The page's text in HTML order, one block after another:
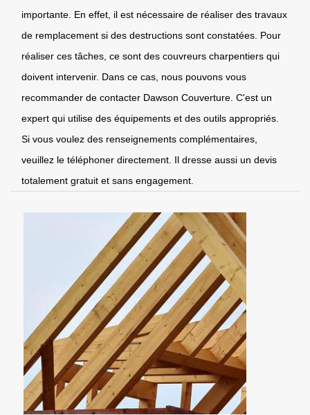
importante. En effet, il est nécessaire de réaliser des travaux
de remplacement si des destructions sont constatées. Pour
réaliser ces tâches, ce sont des couvreurs charpentiers qui
doivent intervenir. Dans ce cas, nous pouvons vous
recommander de contacter Dawson Couverture. C'est un
expert qui utilise des équipements et des outils appropriés.
Si vous voulez des renseignements complémentaires,
veuillez le téléphoner directement. Il dresse aussi un devis
totalement gratuit et sans engagement.